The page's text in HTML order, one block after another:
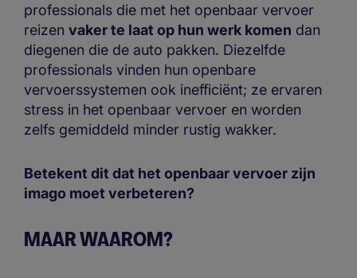
professionals die met het openbaar vervoer
reizen vaker te laat op hun werk komen dan
diegenen die de auto pakken. Diezelfde
professionals vinden hun openbare
vervoerssystemen ook inefficiënt; ze ervaren
stress in het openbaar vervoer en worden
zelfs gemiddeld minder rustig wakker.
Betekent dit dat het openbaar vervoer zijn
imago moet verbeteren?
MAAR WAAROM?